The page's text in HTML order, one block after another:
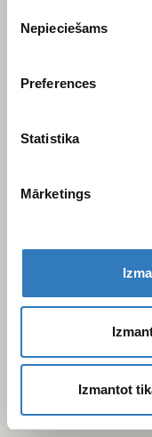
Informāciju par to,
varam kopīgot ar
apvienot ar citu
izvēle
Nepieciešams
Preferences
Statistika
Mārketings
Izmantot